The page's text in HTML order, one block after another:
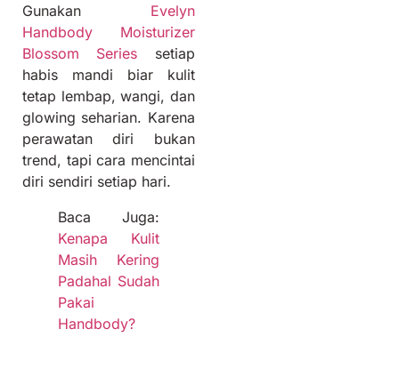
Gunakan Evelyn
Handbody Moisturizer
Blossom Series setiap
habis mandi biar kulit
tetap lembap, wangi, dan
glowing seharian. Karena
perawatan diri bukan
trend, tapi cara mencintai
diri sendiri setiap hari.
Baca Juga:
Kenapa Kulit
Masih Kering
Padahal Sudah
Pakai
Handbody?